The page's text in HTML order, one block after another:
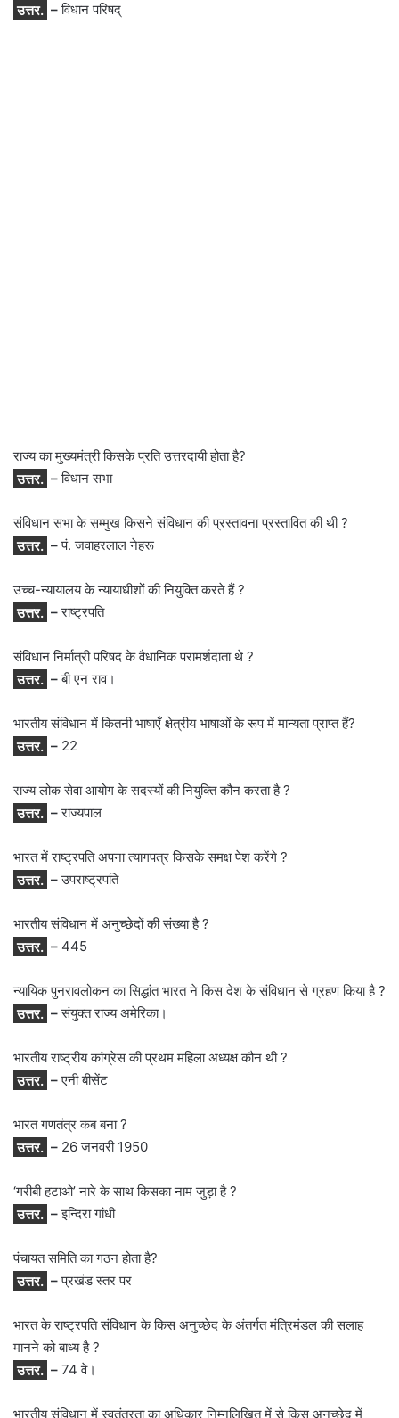
उत्तर. –विधान परिषद्
राज्य का मुख्यमंत्री किसके प्रति उत्तरदायी होता है?
उत्तर. –विधान सभा
संविधान सभा के सम्मुख किसने संविधान की प्रस्तावना प्रस्तावित की थी ?
उत्तर. –पं. जवाहरलाल नेहरू
उच्च-न्यायालय के न्यायाधीशों की नियुक्ति करते हैं ?
उत्तर. –राष्ट्रपति
संविधान निर्मात्री परिषद के वैधानिक परामर्शदाता थे ?
उत्तर. –बी एन राव।
भारतीय संविधान में कितनी भाषाएँ क्षेत्रीय भाषाओं के रूप में मान्यता प्राप्त हैं?
उत्तर. – 22
राज्य लोक सेवा आयोग के सदस्यों की नियुक्ति कौन करता है ?
उत्तर. –राज्यपाल
भारत में राष्ट्रपति अपना त्यागपत्र किसके समक्ष पेश करेंगे ?
उत्तर. –उपराष्ट्रपति
भारतीय संविधान में अनुच्छेदों की संख्या है ?
उत्तर. – 445
न्यायिक पुनरावलोकन का सिद्धांत भारत ने किस देश के संविधान से ग्रहण किया है ?
उत्तर. –संयुक्त राज्य अमेरिका।
भारतीय राष्ट्रीय कांग्रेस की प्रथम महिला अध्यक्ष कौन थी ?
उत्तर. –एनी बीसेंट
भारत गणतंत्र कब बना ?
उत्तर. – 26 जनवरी 1950
‘गरीबी हटाओ’ नारे के साथ किसका नाम जुड़ा है ?
उत्तर. –इन्दिरा गांधी
पंचायत समिति का गठन होता है?
उत्तर. –प्रखंड स्तर पर
भारत के राष्ट्रपति संविधान के किस अनुच्छेद के अंतर्गत मंत्रिमंडल की सलाह
मानने को बाध्य है ?
उत्तर. – 74 वे।
भारतीय संविधान में स्वतंत्रता का अधिकार निम्नलिखित में से किस अनुच्छेद में